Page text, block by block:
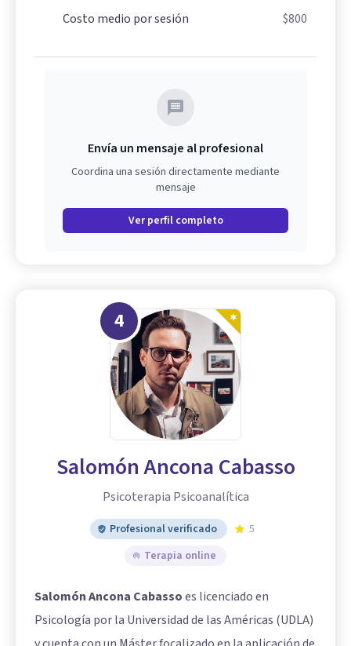
Costo medio por sesión
$800
Envía un mensaje al profesional
Coordina una sesión directamente mediante
mensaje
Ver perfil completo
4
Salomón Ancona Cabasso
Psicoterapia Psicoanalítica
Profesional verificado
5
Terapia online
Salomón Ancona Cabassoes licenciado en
Psicología por la Universidad de las Américas (UDLA)